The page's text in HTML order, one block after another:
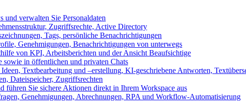
verwalten Sie Personaldaten
Zugriffsrechte, Active Directory
Tags, persönliche Benachrichtigungen
Genehmigungen, Benachrichtigungen von unterwegs
von KPI, Arbeitsberichten und der Ansicht Beaufsichtige
in öffentlichen und privaten Chats
Textbearbeitung und –erstellung, KI-geschriebene Antworten,
Dateispeicher, Zugriffsrechten
Sie sichere Aktionen direkt in Ihrem Workspace aus
Genehmigungen, Abrechnungen, RPA und Workflow-Automatisierung